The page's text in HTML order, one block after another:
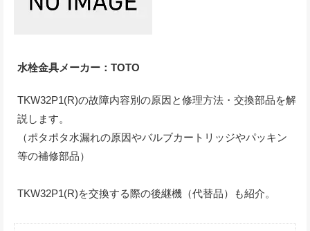
水栓金具メーカー：TOTO
TKW32P1(R)の故障内容別の原因と修理方法・交換部品を解
説します。
（ポタポタ水漏れの原因やバルブカートリッジやパッキン
等の補修部品）
TKW32P1(R)を交換する際の後継機（代替品）も紹介。